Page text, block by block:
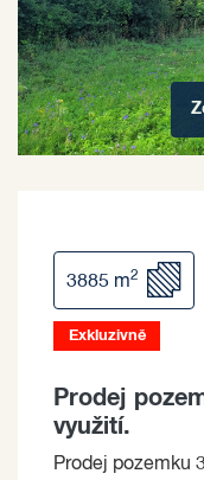
3885 m2
Exkluzivně
Prodej
využití.
Prodej pozemku